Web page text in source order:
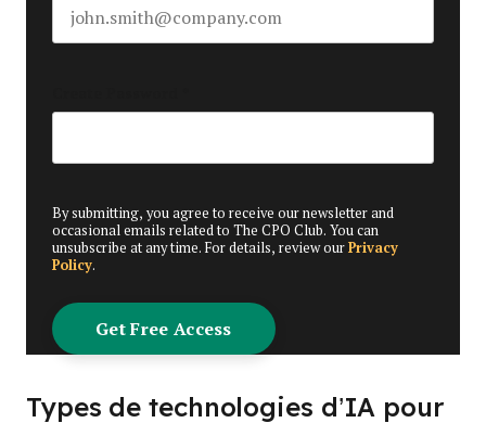
By submitting, you agree to receive our newsletter and
occasional emails related to The CPO Club. You can
unsubscribe at any time. For details, review ourPrivacy
Policy.
Types de technologies d’IA pour